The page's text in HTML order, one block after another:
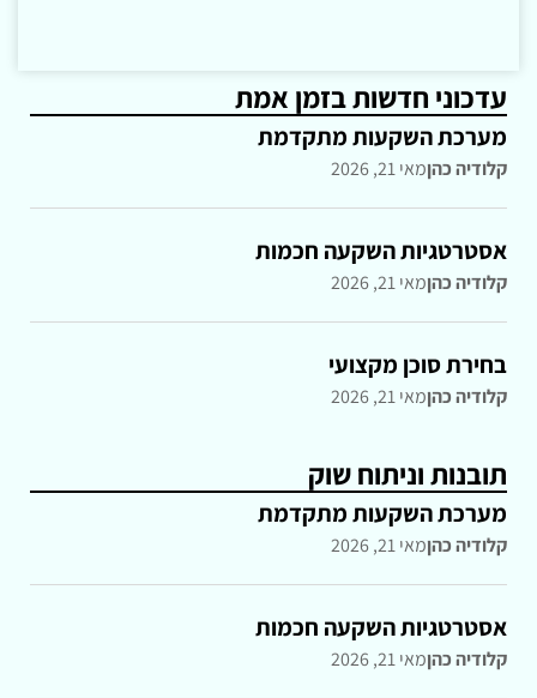
עדכוני חדשות בזמן אמת
מערכת השקעות מתקדמת
קלודיה כהןמאי 21, 2026
אסטרטגיות השקעה חכמות
קלודיה כהןמאי 21, 2026
בחירת סוכן מקצועי
קלודיה כהןמאי 21, 2026
תובנות וניתוח שוק
מערכת השקעות מתקדמת
קלודיה כהןמאי 21, 2026
אסטרטגיות השקעה חכמות
קלודיה כהןמאי 21, 2026